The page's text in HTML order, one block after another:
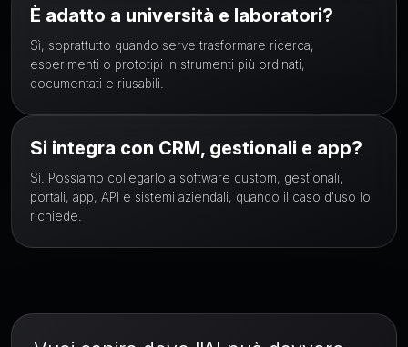
È adatto a università e laboratori?
Sì, soprattutto quando serve trasformare ricerca,
esperimenti o prototipi in strumenti più ordinati,
documentati e riusabili.
Si integra con CRM, gestionali e app?
Sì. Possiamo collegarlo a software custom, gestionali,
portali, app, API e sistemi aziendali, quando il caso d'uso lo
richiede.